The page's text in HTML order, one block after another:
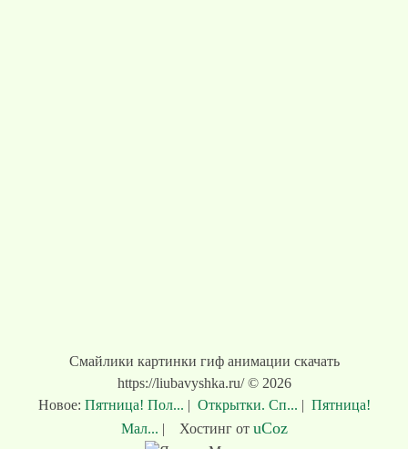
Смайлики картинки гиф анимации скачать
https://liubavyshka.ru/ © 2026
Новое: Пятница! Пол... | Открытки. Сп... | Пятница!
Мал... | Хостинг от uCoz